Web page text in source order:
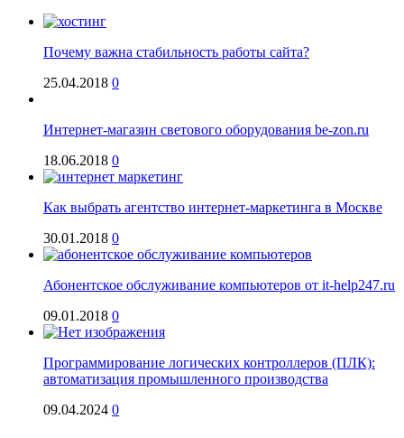
Почему важна стабильность работы сайта?
25.04.2018 0
Интернет-магазин светового оборудования be-zon.ru
18.06.2018 0
Как выбрать агентство интернет-маркетинга в Москве
30.01.2018 0
Абонентское обслуживание компьютеров от it-help247.ru
09.01.2018 0
Программирование логических контроллеров (ПЛК):
автоматизация промышленного производства
09.04.2024 0